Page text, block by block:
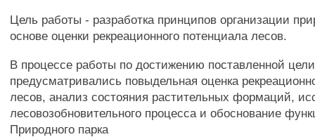
Цель работы - разработка принципов организации
основе оценки рекреационного потенциала лесов.
В процессе работы по достижению поставленной
предусматривались повыдельная оценка
лесов, анализ состояния растительных формаций,
лесовозобновительного процесса и обоснование
Природного парка